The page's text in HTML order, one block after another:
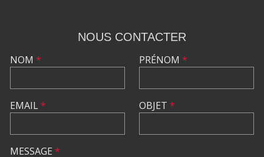
NOUS CONTACTER
NOM *
EMAIL*
PRÉNOM *
OBJET *
MESSAGE *